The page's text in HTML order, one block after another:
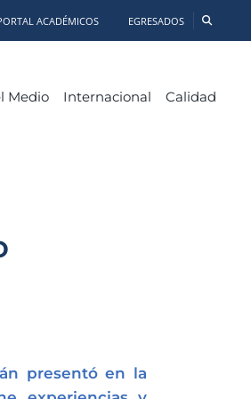
ACADÉMICOS EGRESADOS
Medio Internacional Calidad
presentó en la